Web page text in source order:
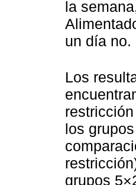
la
un día no.
Los
los
grupos